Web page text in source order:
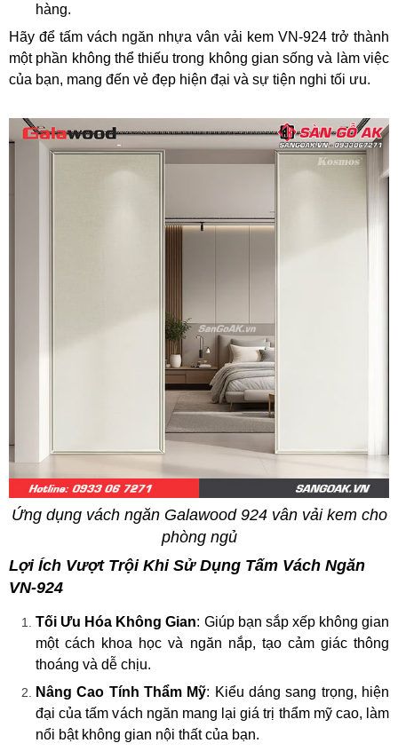
hàng.
Hãy để tấm vách ngăn nhựa vân vải kem VN-924 trở thành
một phần không thể thiếu trong không gian sống và làm việc
của bạn, mang đến vẻ đẹp hiện đại và sự tiện nghi tối ưu.
Ứng dụng vách ngăn Galawood 924 vân vải kem cho
phòng ngủ
Lợi Ích Vượt Trội Khi Sử Dụng Tấm Vách Ngăn
VN-924
Tối Ưu Hóa Không Gian: Giúp bạn sắp xếp không gian
một cách khoa học và ngăn nắp, tạo cảm giác thông
thoáng và dễ chịu.
Nâng Cao Tính Thẩm Mỹ: Kiểu dáng sang trọng, hiện
đại của tấm vách ngăn mang lại giá trị thẩm mỹ cao, làm
nổi bật không gian nội thất của bạn.